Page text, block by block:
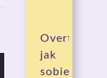
jak
sobie